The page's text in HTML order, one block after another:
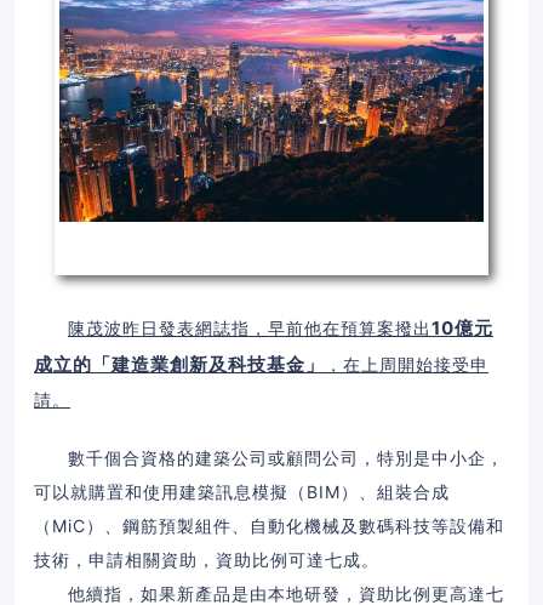
陳茂波昨日發表網誌指，早前他在預算案撥出10億元
成立的「建造業創新及科技基金」
，在上周開始接受申
請。
數千個合資格的建築公司或顧問公司，特別是中小企，
可以就購置和使用建築訊息模擬（BIM）、組裝合成
（MiC）、鋼筋預製組件、自動化機械及數碼科技等設備和
技術，申請相關資助，資助比例可達七成。
他續指，如果新產品是由本地研發，資助比例更高達七